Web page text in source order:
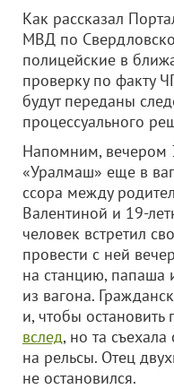
Как рассказал
МВД по
полицейские в
проверку по факту
будут переданы
процессуального
Напомним, вечером
«Уралмаш» еще в
ссора между
Валентиной и 19-
человек встретил
провести с ней
на станцию, папаша
из вагона.
и, чтобы остановить
вслед, но та
на рельсы. Отец
не